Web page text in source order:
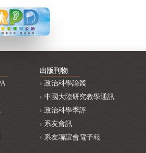
出版刊物
政治科學論叢
中國大陸研究教學通訊
政治科學季評
系友會訊
系友聯誼會電子報